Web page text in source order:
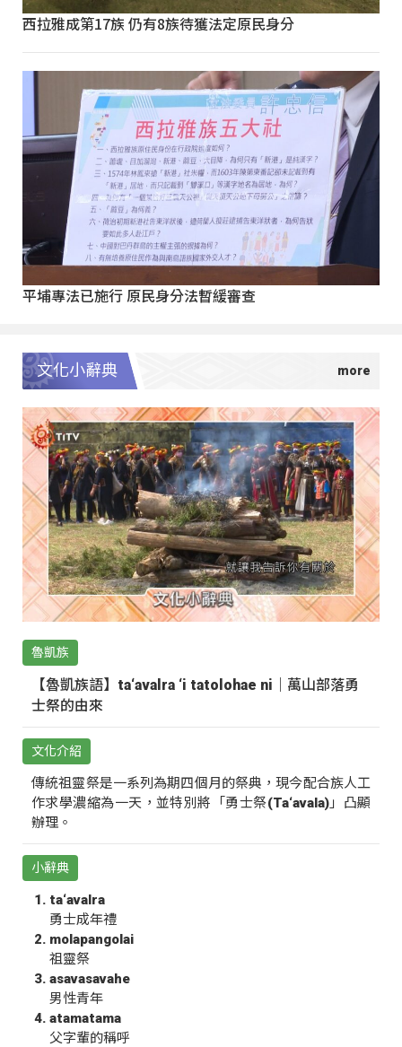
西拉雅成第17族 仍有8族待獲法定原民身分
平埔專法已施行 原民身分法暫緩審查
文化小辭典
魯凱族
【魯凱族語】ta‘avalra ‘i tatolohae ni｜萬山部落勇
士祭的由來
文化介紹
傳統祖靈祭是一系列為期四個月的祭典，現今配合族人工
作求學濃縮為一天，並特別將「勇士祭(Ta‘avala)」凸顯
辦理。
小辭典
ta‘avalra
勇士成年禮
molapangolai
祖靈祭
asavasavahe
男性青年
atamatama
父字輩的稱呼